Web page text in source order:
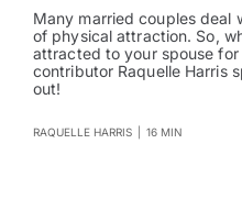
Many married couples deal
of physical attraction. So,
attracted to your spouse
contributor Raquelle Harris
out!
RAQUELLE HARRIS 16 MIN